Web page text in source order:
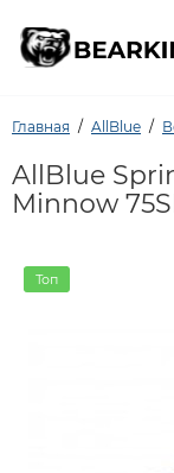
Главная AllBlue
AllBlue
Minnow
Топ